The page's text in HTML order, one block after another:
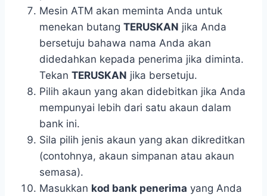
Mesin ATM akan meminta Anda untuk
menekan butang TERUSKAN jika Anda
bersetuju bahawa nama Anda akan
didedahkan kepada penerima jika diminta.
Tekan TERUSKAN jika bersetuju.
Pilih akaun yang akan didebitkan jika Anda
mempunyai lebih dari satu akaun dalam
bank ini.
Sila pilih jenis akaun yang akan dikreditkan
(contohnya, akaun simpanan atau akaun
semasa).
Masukkan kod bank penerima yang Anda